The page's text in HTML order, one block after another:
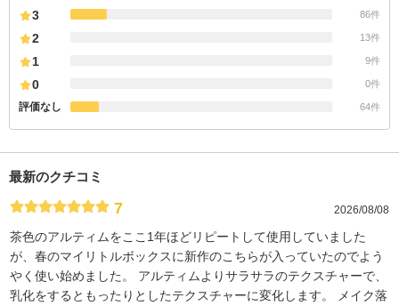
3 86件
2 13件
1 9件
0 0件
評価なし 64件
最新のクチコミ
7 2026/08/08
茶色のアルティムをここ1年ほどリピートして使用していました
が、春のマイリトルボックスに新作のこちらが入っていたのでよう
やく使い始めました。 アルティムよりサラサラのテクスチャーで、
乳化をするともったりとしたテクスチャーに変化します。 メイク落